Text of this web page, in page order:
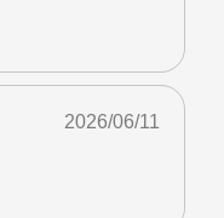
2026/06/11